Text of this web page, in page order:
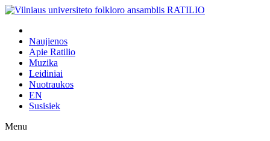
Naujienos
Apie Ratilio
Muzika
Leidiniai
Nuotraukos
EN
Susisiek
Menu